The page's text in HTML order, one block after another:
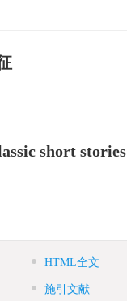
short stories
HTML全文
施引文献